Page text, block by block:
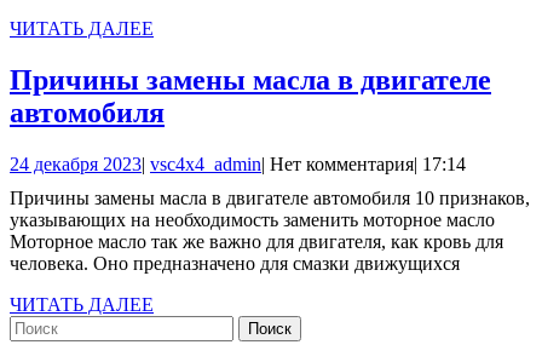
нюансы
прочее
ЧИТАТЬ ДАЛЕЕ
Причины замены масла в двигателе
автомобиляПричины
масла
в
двигателе
автомобиля
24 декабря 202324
2023
| vsc4x4_adminvsc4x4_admin
| Нет комментария| 17:14
Причины замены масла в двигателе автомобиля 10 признаков,
указывающих на необходимость заменить моторное масло
Моторное масло так же важно для двигателя, как кровь для
человека. Оно предназначено для смазки движущихся
ЧИТАТЬ ДАЛЕЕ
Найти: